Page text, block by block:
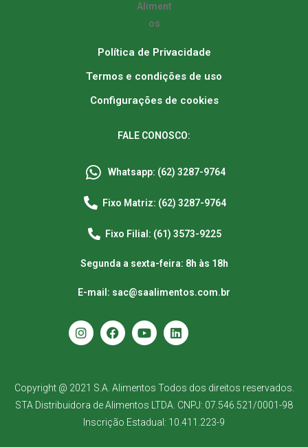
Política de Privacidade
Termos e condições de uso
Configurações de cookies
FALE CONOSCO:
Whatsapp: (62) 3287-9764
Fixo Matriz: (62) 3287-9764
Fixo Filial: (61) 3573-9225
Segunda a sexta-feira: 8h às 18h
E-mail: sac@saalimentos.com.br
Copyright @ 2021 S.A. Alimentos Todos dos direitos reservados.
STA Distribuidora de Alimentos LTDA. CNPJ: 07.546.521/0001-98
Inscrição Estadual: 10.411.223-9